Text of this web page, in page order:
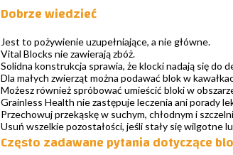
Dobrze wiedzieć
Jest to pożywienie uzupełniające, a nie główne.
Vital Blocks nie zawierają zbóż.
Solidna konstrukcja sprawia, że klocki nadają się do
Dla małych zwierząt można podawać blok w
Możesz również spróbować umieścić bloki w
Grainless Health nie zastępuje leczenia ani porady
Przechowuj przekąskę w suchym, chłodnym i
Usuń wszelkie pozostałości, jeśli stały się wilgotne
Często zadawane pytania dotyczące